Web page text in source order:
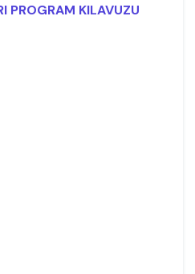
PROGRAM KILAVUZU